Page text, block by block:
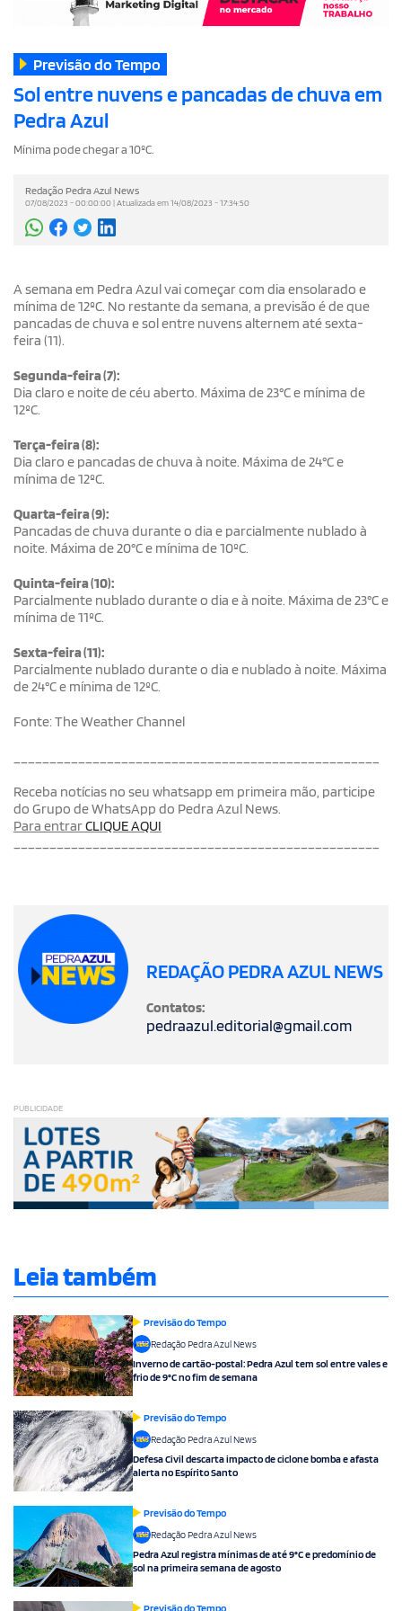
Previsão do Tempo
Sol entre nuvens e pancadas de chuva em
Pedra Azul
Mínima pode chegar a 10ºC.
Redação Pedra Azul News
07/08/2023 - 00:00:00 | Atualizada em 14/08/2023 - 17:34:50
A semana em Pedra Azul vai começar com dia ensolarado e
mínima de 12ºC. No restante da semana, a previsão é de que
pancadas de chuva e sol entre nuvens alternem até sexta-
feira (11).
Segunda-feira (7):
Dia claro e noite de céu aberto. Máxima de 23°C e mínima de
12ºC.
Terça-feira (8):
Dia claro e pancadas de chuva à noite. Máxima de 24°C e
mínima de 12ºC.
Quarta-feira (9):
Pancadas de chuva durante o dia e parcialmente nublado à
noite. Máxima de 20°C e mínima de 10ºC.
Quinta-feira (10):
Parcialmente nublado durante o dia e à noite. Máxima de 23°C e
mínima de 11ºC.
Sexta-feira (11):
Parcialmente nublado durante o dia e nublado à noite. Máxima
de 24°C e mínima de 12ºC.
Fonte: The Weather Channel
Receba notícias no seu whatsapp em primeira mão, participe
do Grupo de WhatsApp do Pedra Azul News.
Para entrarCLIQUE AQUI
REDAÇÃO PEDRA AZUL NEWS
Contatos:
pedraazul.editorial@gmail.com
PUBLICIDADE
Leia também
Previsão do Tempo
Redação Pedra Azul News
Inverno de cartão-postal: Pedra Azul tem sol entre vales e
frio de 9°C no fim de semana
Previsão do Tempo
Redação Pedra Azul News
Defesa Civil descarta impacto de ciclone bomba e afasta
alerta no Espírito Santo
Previsão do Tempo
Redação Pedra Azul News
Pedra Azul registra mínimas de até 9°C e predomínio de
sol na primeira semana de agosto
Previsão do Tempo